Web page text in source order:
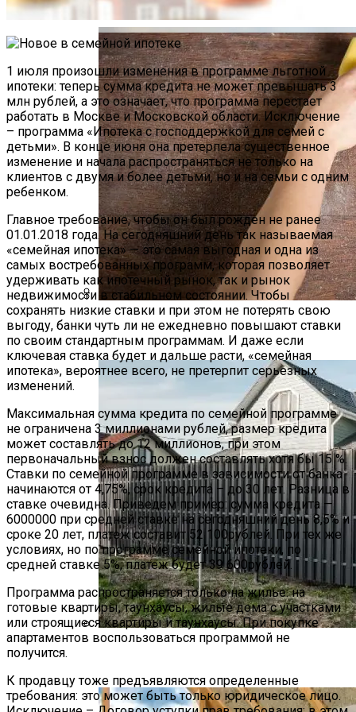
Производства
Новый Резидент Хамовников –
Клубный Дом Magnum
Защиты От Шума
Уборка Дома: Как Бороться С Пылью И
Заботиться О Руках
1 июля произошли изменения в программе льготной
ипотеки: теперь сумма кредита не может превышать 3
млн рублей, а это означает, что программа перестает
работать в Москве и Московской области. Исключение
– программа «Ипотека с господдержкой для семей с
детьми». В конце июня она претерпела существенное
изменение и начала распространяться не только на
клиентов с двумя и более детьми, но и на семьи с одним
ребенком.
Главное требование, чтобы он был рожден не ранее
01.01.2018 года. На сегодняшний день так называемая
«семейная ипотека» — это самая выгодная и одна из
самых востребованных программ, которая позволяет
удерживать как ипотечный рынок, так и рынок
недвижимости в стабильном состоянии. Чтобы
сохранять низкие ставки и при этом не потерять свою
выгоду, банки чуть ли не ежедневно повышают ставки
по своим стандартным программам. И даже если
ключевая ставка будет и дальше расти, «семейная
ипотека», вероятнее всего, не претерпит серьезных
изменений.
Максимальная сумма кредита по семейной программе
не ограничена 3 миллионами рублей, размер кредита
может составлять до 12 миллионов, при этом
первоначальный взнос должен составлять хотя бы 15 %.
Ставки по семейной программе в зависимости от банка
начинаются от 4,75%, срок кредита – до 30 лет. Разница в
ставке очевидна. Приведем пример: сумма кредита —
6000000 при средней ставке на сегодняшний день 8,5% и
сроке 20 лет, платеж составит 52 100рублей. При тех же
условиях, но по программе семейной ипотеки, по
средней ставке 5%, платеж будет 39 600рублей.
Программа распространяется только на жилье: на
готовые квартиры, таунхаусы, жилые дома с участками
или строящиеся квартиры и таунхаусы. При покупке
апартаментов воспользоваться программой не
получится.
К продавцу тоже предъявляются определенные
требования: это может быть только юридическое лицо.